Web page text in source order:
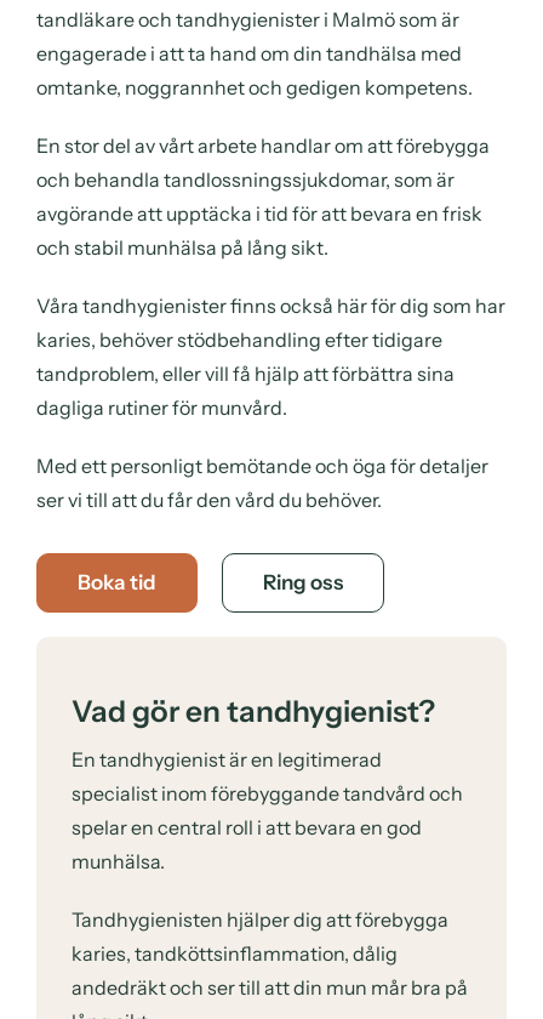
tandläkare och tandhygienister i Malmö som är
engagerade i att ta hand om din tandhälsa med
omtanke, noggrannhet och gedigen kompetens.
En stor del av vårt arbete handlar om att förebygga
och behandla tandlossningssjukdomar, som är
avgörande att upptäcka i tid för att bevara en frisk
och stabil munhälsa på lång sikt.
Våra tandhygienister finns också här för dig som har
karies, behöver stödbehandling efter tidigare
tandproblem, eller vill få hjälp att förbättra sina
dagliga rutiner för munvård.
Med ett personligt bemötande och öga för detaljer
ser vi till att du får den vård du behöver.
Boka tid Ring oss
Vad gör en tandhygienist?
En tandhygienist är en legitimerad
specialist inom förebyggande tandvård och
spelar en central roll i att bevara en god
munhälsa.
Tandhygienisten hjälper dig att förebygga
karies, tandköttsinflammation, dålig
andedräkt och ser till att din mun mår bra på